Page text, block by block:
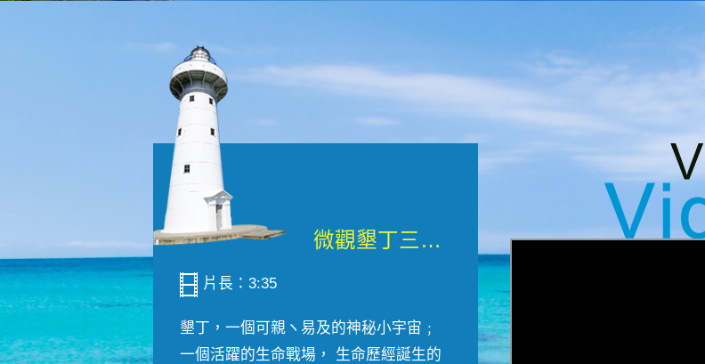
微觀墾丁三部曲 重生....
片長：3:35
墾丁，一個可親ヽ易及的神秘小宇宙﹔
一個活躍的生命戰場， 生命歷經誕生的